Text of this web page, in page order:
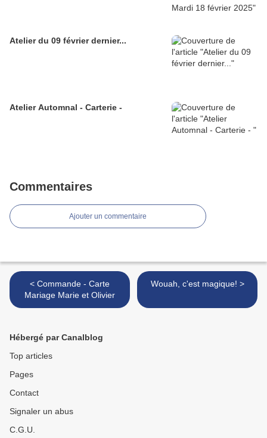
Atelier du 09 février dernier...
Atelier Automnal - Carterie -
Commentaires
Ajouter un commentaire
< Commande - Carte
Mariage Marie et Olivier
Wouah, c'est magique! >
Hébergé par Canalblog
Top articles
Pages
Contact
Signaler un abus
C.G.U.